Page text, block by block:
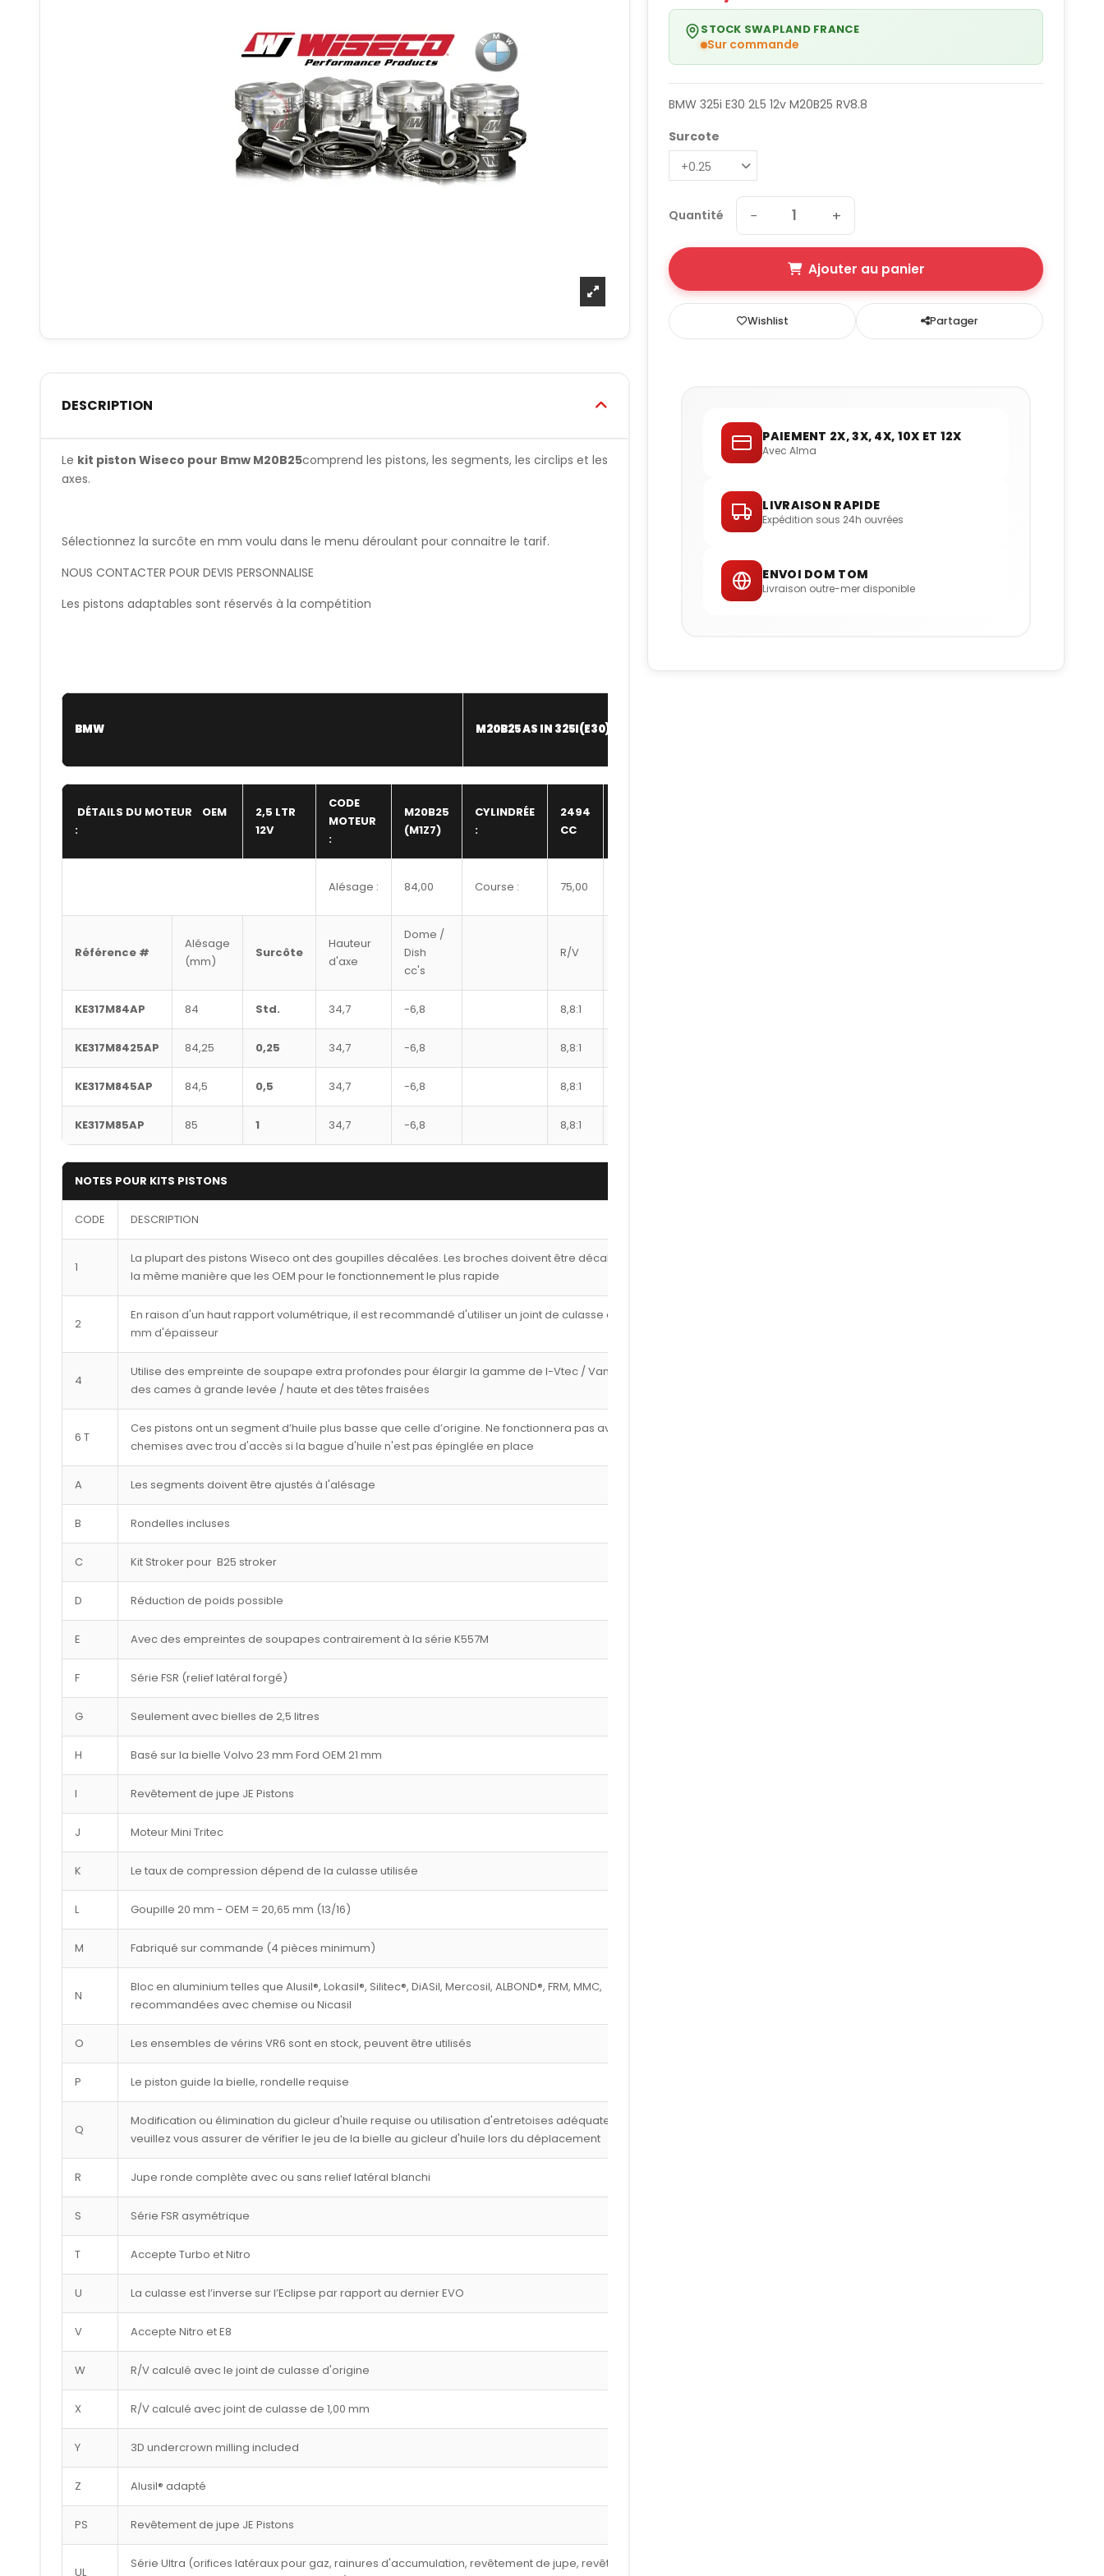
DESCRIPTION
Le kit piston Wiseco pour Bmw M20B25comprend les pistons, les segments, les circlips et les
axes.
Sélectionnez la surcôte en mm voulu dans le menu déroulant pour connaitre le tarif.
NOUS CONTACTER POUR DEVIS PERSONNALISE
Les pistons adaptables sont réservés à la compétition
BMW M20B25 AS IN 325I(E30)
DÉTAILS DU MOTEUR OEM
:
2,5 LTR
12V
CODE
MOTEUR
:
M20B25
(M1Z7)
CYLINDRÉE
:
2494
CC
Alésage : 84,00 Course : 75,00
Référence #
Alésage
(mm)
Surcôte
Hauteur
d'axe
Dome /
Dish
cc's
R/V
KE317M84AP 84 Std. 34,7 -6,8 8,8:1
KE317M8425AP 84,25 0,25 34,7 -6,8 8,8:1
KE317M845AP 84,5 0,5 34,7 -6,8 8,8:1
KE317M85AP 85 1 34,7 -6,8 8,8:1
NOTES POUR KITS PISTONS
CODE DESCRIPTION
1
La plupart des pistons Wiseco ont des goupilles décalées. Les broches doivent être décalées de
la même manière que les OEM pour le fonctionnement le plus rapide
2
En raison d'un haut rapport volumétrique, il est recommandé d'utiliser un joint de culasse de 1,00
mm d'épaisseur
4
Utilise des empreinte de soupape extra profondes pour élargir la gamme de I-Vtec / Vanos avec
des cames à grande levée / haute et des têtes fraisées
6 T
Ces pistons ont un segment d’huile plus basse que celle d’origine. Ne fonctionnera pas avec les
chemises avec trou d'accès si la bague d'huile n'est pas épinglée en place
A Les segments doivent être ajustés à l'alésage
B Rondelles incluses
C Kit Stroker pour B25 stroker
D Réduction de poids possible
E Avec des empreintes de soupapes contrairement à la série K557M
F Série FSR (relief latéral forgé)
G Seulement avec bielles de 2,5 litres
H Basé sur la bielle Volvo 23 mm Ford OEM 21 mm
I Revêtement de jupe JE Pistons
J Moteur Mini Tritec
K Le taux de compression dépend de la culasse utilisée
L Goupille 20 mm - OEM = 20,65 mm (13/16)
M Fabriqué sur commande (4 pièces minimum)
N
Bloc en aluminium telles que Alusil®, Lokasil®, Silitec®, DiASil, Mercosil, ALBOND®, FRM, MMC,
recommandées avec chemise ou Nicasil
O Les ensembles de vérins VR6 sont en stock, peuvent être utilisés
P Le piston guide la bielle, rondelle requise
Q
Modification ou élimination du gicleur d'huile requise ou utilisation d'entretoises adéquates,
veuillez vous assurer de vérifier le jeu de la bielle au gicleur d'huile lors du déplacement
R Jupe ronde complète avec ou sans relief latéral blanchi
S Série FSR asymétrique
T Accepte Turbo et Nitro
U La culasse est l’inverse sur l’Eclipse par rapport au dernier EVO
V Accepte Nitro et E8
W R/V calculé avec le joint de culasse d'origine
X R/V calculé avec joint de culasse de 1,00 mm
Y 3D undercrown milling included
Z Alusil® adapté
PS Revêtement de jupe JE Pistons
UL
Série Ultra (orifices latéraux pour gaz, rainures d'accumulation, revêtement de jupe, revêtement
STOCK SWAPLAND FRANCE
Sur commande
BMW 325i E30 2L5 12v M20B25 RV8.8
Surcote
Quantité − +
Ajouter au panier
Wishlist Partager
PAIEMENT 2X, 3X, 4X, 10X ET 12X
Avec Alma
LIVRAISON RAPIDE
Expédition sous 24h ouvrées
ENVOI DOM TOM
Livraison outre-mer disponible